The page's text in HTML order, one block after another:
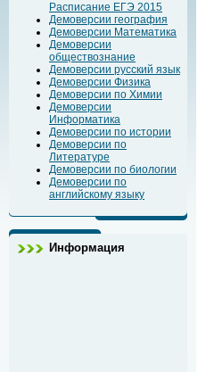
Расписание ЕГЭ 2015
Демоверсии география
Демоверсии Математика
Демоверсии
обществознание
Демоверсии русский язык
Демоверсии Физика
Демоверсии по Химии
Демоверсии
Информатика
Демоверсии по истории
Демоверсии по
Литературе
Демоверсии по биологии
Демоверсии по
английскому языку
Информация